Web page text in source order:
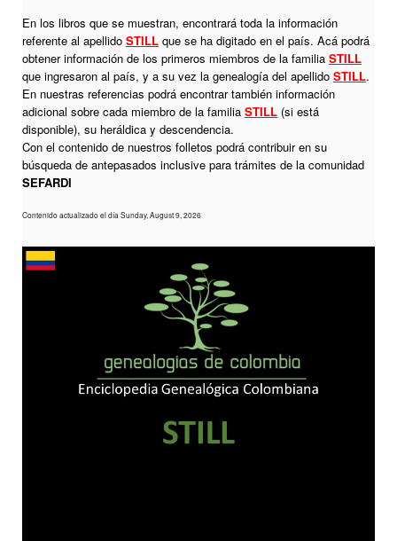
En los libros que se muestran, encontrará toda la información
referente al apellido STILL que se ha digitado en el país. Acá podrá
obtener información de los primeros miembros de la familia STILL
que ingresaron al país, y a su vez la genealogía del apellido STILL.
En nuestras referencias podrá encontrar también información
adicional sobre cada miembro de la familia STILL (si está
disponible), su heráldica y descendencia.
Con el contenido de nuestros folletos podrá contribuir en su
búsqueda de antepasados inclusive para trámites de la comunidad
SEFARDI
Contenido actualizado el día Sunday, August 9, 2026